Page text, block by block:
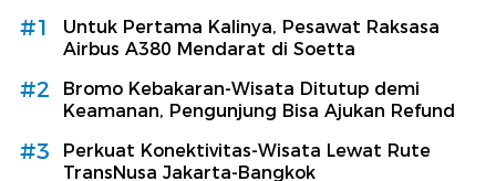
#1
Untuk Pertama Kalinya, Pesawat Raksasa
Airbus A380 Mendarat di Soetta
#2
Bromo Kebakaran-Wisata Ditutup demi
Keamanan, Pengunjung Bisa Ajukan Refund
#3
Perkuat Konektivitas-Wisata Lewat Rute
TransNusa Jakarta-Bangkok